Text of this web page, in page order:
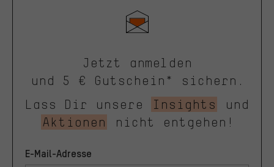
Jetzt anmelden
und 5 € Gutschein* sichern.
Lass Dir unsere
Insights
und
Aktionen
nicht entgehen!
E-Mail-Adresse